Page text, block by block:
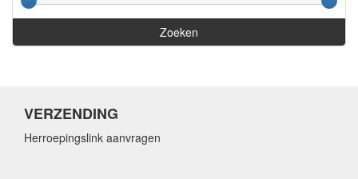
Zoeken
VERZENDING
Herroepingslink aanvragen